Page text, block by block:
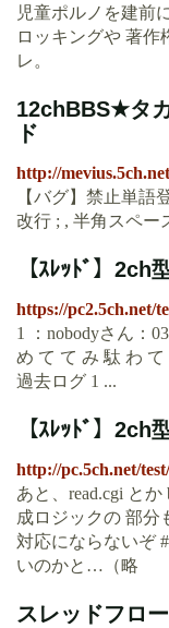
児童ポルノを建前
ロッキングや 著作
レ。
12chBBS★タ
ド
http://
【バグ】禁止単語
改行 ; , 半角スペー
【ｽﾚｯﾄﾞ】
https://pc2.5ch.net/
1 ：nobodyさん：
め て て み 駄 わ て
過去ログ 1 ...
【ｽﾚｯﾄﾞ】2ch
http://pc.5ch.net/
あと、read.cgi と
成ロジックの 部分
対応にならないぞ
いのかと…（略
スレッドフロ